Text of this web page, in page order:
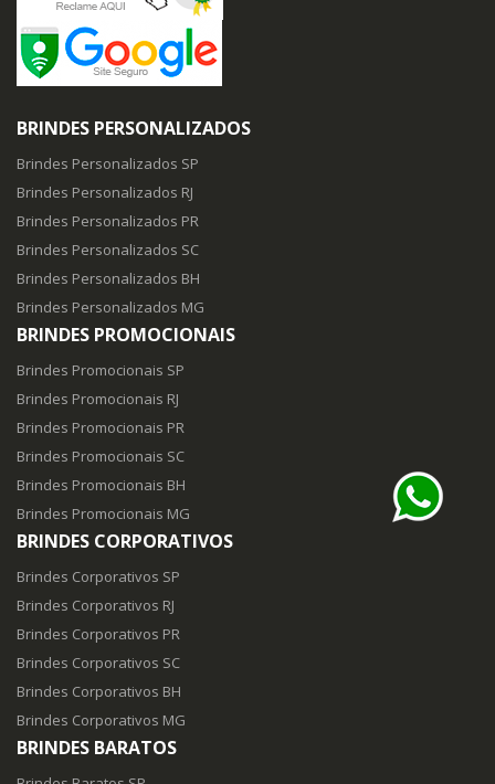
BRINDES PERSONALIZADOS
Brindes Personalizados SP
Brindes Personalizados RJ
Brindes Personalizados PR
Brindes Personalizados SC
Brindes Personalizados BH
Brindes Personalizados MG
BRINDES PROMOCIONAIS
Brindes Promocionais SP
Brindes Promocionais RJ
Brindes Promocionais PR
Brindes Promocionais SC
Brindes Promocionais BH
Brindes Promocionais MG
BRINDES CORPORATIVOS
Brindes Corporativos SP
Brindes Corporativos RJ
Brindes Corporativos PR
Brindes Corporativos SC
Brindes Corporativos BH
Brindes Corporativos MG
BRINDES BARATOS